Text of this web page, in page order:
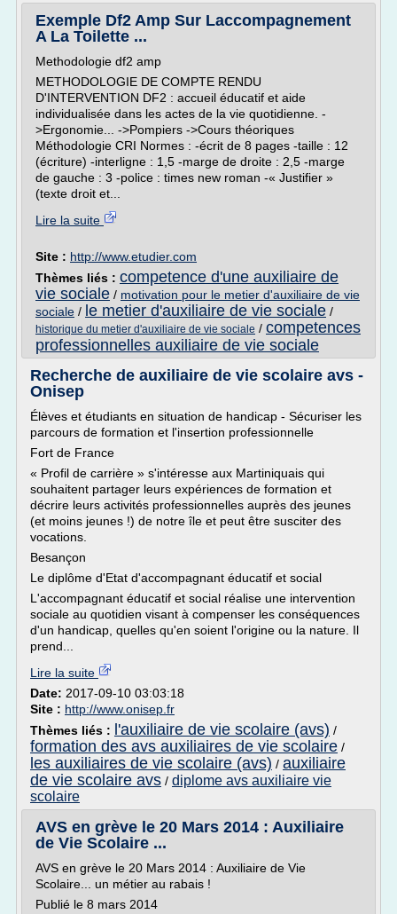
Exemple Df2 Amp Sur Laccompagnement
A La Toilette ...
Methodologie df2 amp
METHODOLOGIE DE COMPTE RENDU
D'INTERVENTION DF2 : accueil éducatif et aide
individualisée dans les actes de la vie quotidienne. -
>Ergonomie... ->Pompiers ->Cours théoriques
Méthodologie CRI Normes : -écrit de 8 pages -taille : 12
(écriture) -interligne : 1,5 -marge de droite : 2,5 -marge
de gauche : 3 -police : times new roman -« Justifier »
(texte droit et...
Lire la suite
Site : http://www.etudier.com
Thèmes liés : competence d'une auxiliaire de
vie sociale / motivation pour le metier d'auxiliaire de vie
sociale / le metier d'auxiliaire de vie sociale /
historique du metier d'auxiliaire de vie sociale / competences
professionnelles auxiliaire de vie sociale
Recherche de auxiliaire de vie scolaire avs -
Onisep
Élèves et étudiants en situation de handicap - Sécuriser les
parcours de formation et l'insertion professionnelle
Fort de France
« Profil de carrière » s'intéresse aux Martiniquais qui
souhaitent partager leurs expériences de formation et
décrire leurs activités professionnelles auprès des jeunes
(et moins jeunes !) de notre île et peut être susciter des
vocations.
Besançon
Le diplôme d'Etat d'accompagnant éducatif et social
L'accompagnant éducatif et social réalise une intervention
sociale au quotidien visant à compenser les conséquences
d'un handicap, quelles qu'en soient l'origine ou la nature. Il
prend...
Lire la suite
Date: 2017-09-10 03:03:18
Site : http://www.onisep.fr
Thèmes liés :
l'auxiliaire de vie scolaire (avs) /
formation des avs auxiliaires de vie scolaire /
les auxiliaires de vie scolaire (avs) / auxiliaire
de vie scolaire avs / diplome avs auxiliaire vie
scolaire
AVS en grève le 20 Mars 2014 : Auxiliaire
de Vie Scolaire ...
AVS en grève le 20 Mars 2014 : Auxiliaire de Vie
Scolaire... un métier au rabais !
Publié le 8 mars 2014